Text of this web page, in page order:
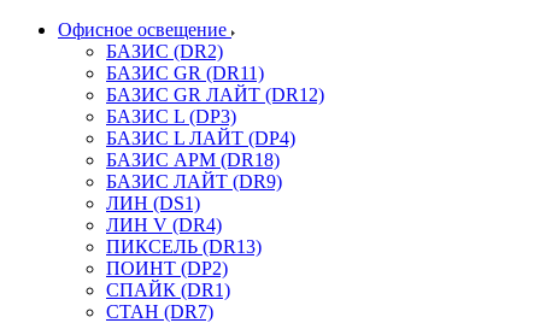
Офисное освещение
БАЗИС (DR2)
БАЗИС GR (DR11)
БАЗИС GR ЛАЙТ (DR12)
БАЗИС L (DP3)
БАЗИС L ЛАЙТ (DP4)
БАЗИС АРМ (DR18)
БАЗИС ЛАЙТ (DR9)
ЛИН (DS1)
ЛИН V (DR4)
ПИКСЕЛЬ (DR13)
ПОИНТ (DP2)
СПАЙК (DR1)
СТАН (DR7)